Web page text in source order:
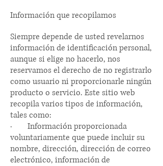
Información que recopilamos
Siempre depende de usted revelarnos
información de identificación personal,
aunque si elige no hacerlo, nos
reservamos el derecho de no registrarlo
como usuario ni proporcionarle ningún
producto o servicio. Este sitio web
recopila varios tipos de información,
tales como:
·
Información proporcionada
voluntariamente que puede incluir su
nombre, dirección, dirección de correo
electrónico, información de